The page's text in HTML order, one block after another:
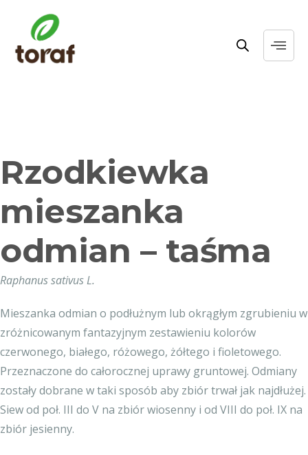
Rzodkiewka
mieszanka
odmian – taśma
Raphanus sativus L.
Mieszanka odmian o podłużnym lub okrągłym zgrubieniu w
zróżnicowanym fantazyjnym zestawieniu kolorów
czerwonego, białego, różowego, żółtego i fioletowego.
Przeznaczone do całorocznej uprawy gruntowej. Odmiany
zostały dobrane w taki sposób aby zbiór trwał jak najdłużej.
Siew od poł. III do V na zbiór wiosenny i od VIII do poł. IX na
zbiór jesienny.